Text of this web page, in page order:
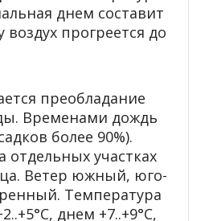
днем составит
воздух прогреется до
преобладание
Временами дождь
более 90%).
отдельных участках
Ветер южный, юго-
Температура
днем +7..+9°С,